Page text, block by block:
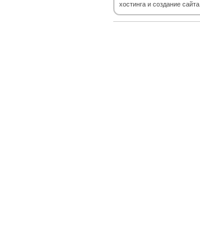
хостинга и создание сайта.